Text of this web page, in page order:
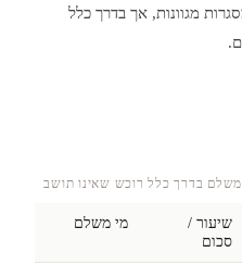
מגוונות, אך בדרך כלל
בדרך כלל רוכש שאינו תושב
שיעור /
סכום
מי משלם